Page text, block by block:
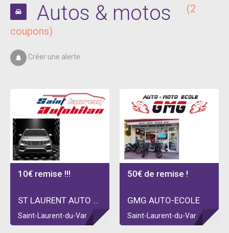
Autos & motos
(2
coupons)
Créer une alerte
10€ remise !!!
ST LAURENT AUTO BILAN
Saint-Laurent-du-Var
50€ de remise !
GMG AUTO-ECOLE
Saint-Laurent-du-Var